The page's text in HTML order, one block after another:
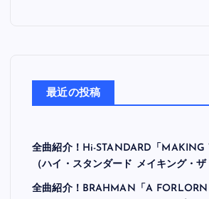
最近の投稿
全曲紹介！Hi-STANDARD「MAKING
（ハイ・スタンダード メイキング・ザ
全曲紹介！BRAHMAN「A